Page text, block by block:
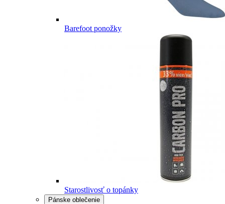
Barefoot ponožky
Starostlivosť o topánky
Pánske oblečenie